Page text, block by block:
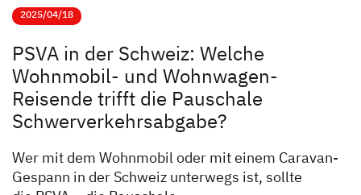
2025/04/18
PSVA in der Schweiz: Welche
Wohnmobil- und Wohnwagen-
Reisende trifft die Pauschale
Schwerverkehrsabgabe?
Wer mit dem Wohnmobil oder mit einem Caravan-
Gespann in der Schweiz unterwegs ist, sollte